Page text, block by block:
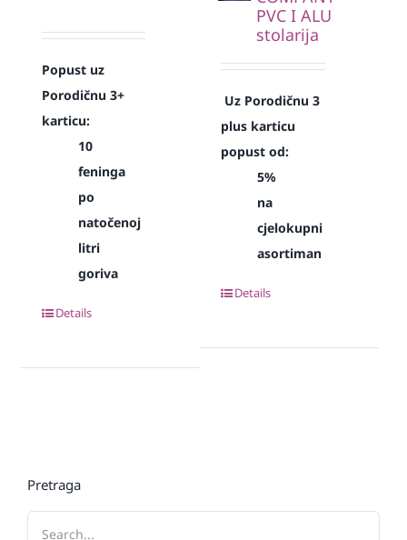
Popust uz
Porodičnu 3+
karticu:
10
feninga
po
natočenoj
litri
goriva
Details
PVC I ALU
stolarija
Uz Porodičnu 3
plus karticu
popust od:
5%
na
cjelokupni
asortiman
Details
Pretraga